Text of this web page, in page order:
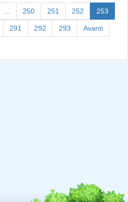
250 251 252 253
291 292 293 Avanti